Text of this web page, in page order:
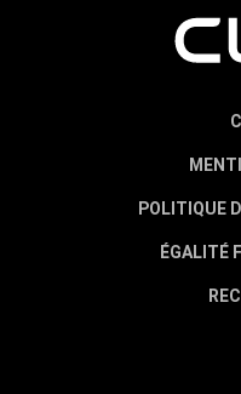
POLITIQUE
ÉGALITÉ